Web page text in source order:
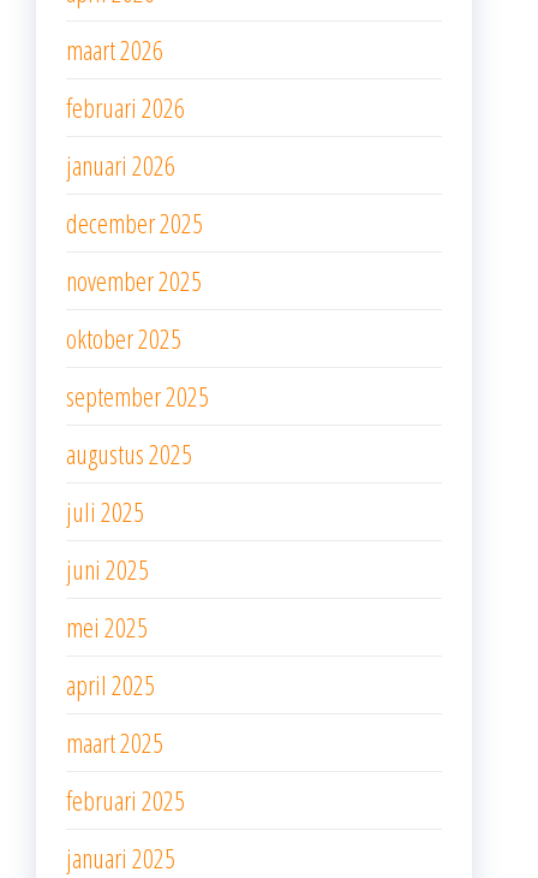
maart 2026
februari 2026
januari 2026
december 2025
november 2025
oktober 2025
september 2025
augustus 2025
juli 2025
juni 2025
mei 2025
april 2025
maart 2025
februari 2025
januari 2025